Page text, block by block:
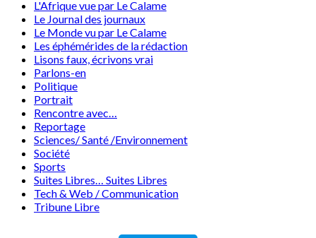
L'Afrique vue par Le Calame
Le Journal des journaux
Le Monde vu par Le Calame
Les éphémérides de la rédaction
Lisons faux, écrivons vrai
Parlons-en
Politique
Portrait
Rencontre avec…
Reportage
Sciences/ Santé /Environnement
Société
Sports
Suites Libres… Suites Libres
Tech & Web / Communication
Tribune Libre